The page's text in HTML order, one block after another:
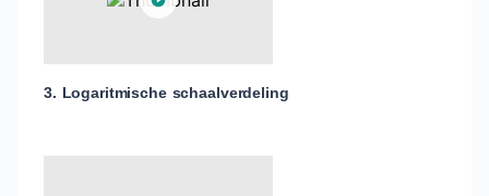
3. Logaritmische schaalverdeling